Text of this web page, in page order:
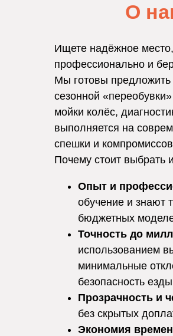
О
Ищете надёжное
профессионально и
Мы готовы
сезонной
мойки колёс,
выполняется на
спешки и
Почему стоит выбрать
Опыт и
обучение и знают
бюджетных
Точность до
использованием
минимальные
безопасность
Прозрачность и
без скрытых
Экономия